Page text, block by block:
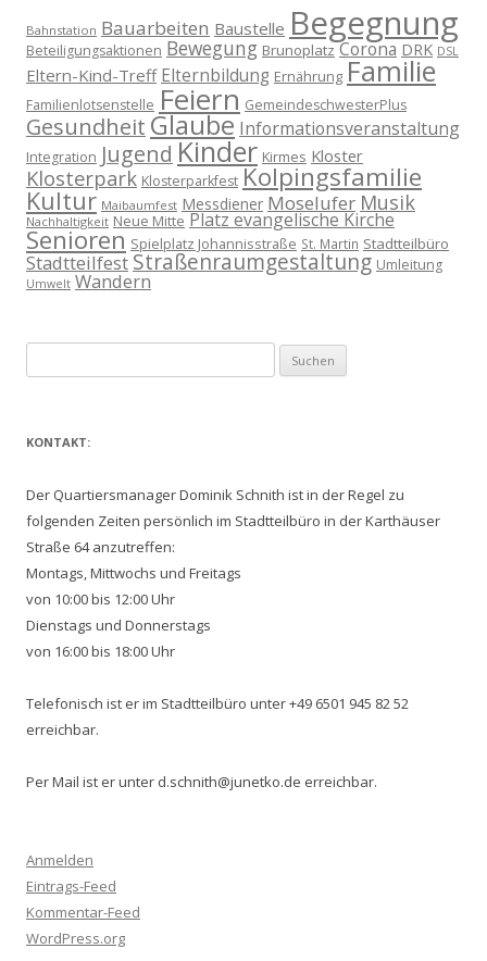
Bahnstation Bauarbeiten Baustelle Begegnung
Beteiligungsaktionen Bewegung Brunoplatz Corona DRK DSL
Eltern-Kind-Treff Elternbildung Ernährung Familie
Familienlotsenstelle Feiern GemeindeschwesterPlus
Gesundheit Glaube Informationsveranstaltung
Integration Jugend Kinder Kirmes Kloster
Klosterpark Klosterparkfest Kolpingsfamilie
Kultur Maibaumfest Messdiener Moselufer Musik
Nachhaltigkeit Neue Mitte Platz evangelische Kirche
Senioren Spielplatz Johannisstraße St. Martin Stadtteilbüro
Stadtteilfest Straßenraumgestaltung Umleitung
Umwelt Wandern
nach:
KONTAKT:
Der Quartiersmanager Dominik Schnith ist in der Regel zu
folgenden Zeiten persönlich im Stadtteilbüro in der Karthäuser
Straße 64 anzutreffen:
Montags, Mittwochs und Freitags
von 10:00 bis 12:00 Uhr
Dienstags und Donnerstags
von 16:00 bis 18:00 Uhr
Telefonisch ist er im Stadtteilbüro unter +49 6501 945 82 52
erreichbar.
Per Mail ist er unter d.schnith@junetko.de erreichbar.
Anmelden
Eintrags-Feed
Kommentar-Feed
WordPress.org